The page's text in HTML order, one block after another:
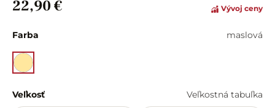
22,90 €
Vývoj ceny
Farba maslová
Veľkosť Veľkostná tabuľka